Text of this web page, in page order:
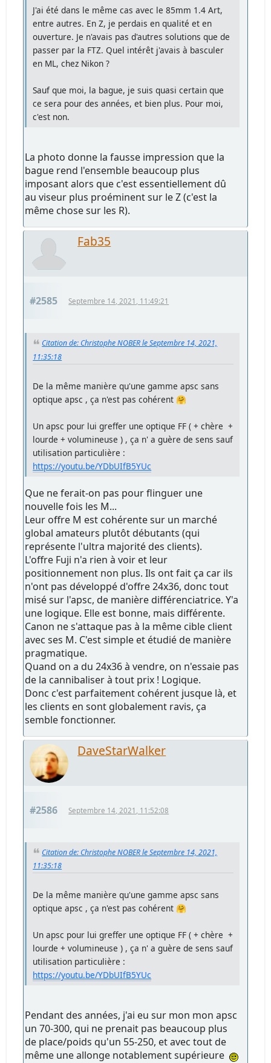
J'ai été dans le même cas avec le 85mm 1.4 Art,
entre autres. En Z, je perdais en qualité et en
ouverture. Je n'avais pas d'autres solutions que de
passer par la FTZ. Quel intérêt j'avais à basculer
en ML, chez Nikon ?
Sauf que moi, la bague, je suis quasi certain que
ce sera pour des années, et bien plus. Pour moi,
c'est non.
La photo donne la fausse impression que la
bague rend l'ensemble beaucoup plus
imposant alors que c'est essentiellement dû
au viseur plus proéminent sur le Z (c'est la
même chose sur les R).
Fab35
#2585 Septembre 14, 2021, 11:49:21
Citation de: Christophe NOBER le Septembre 14, 2021,
11:35:18
De la même manière qu'une gamme apsc sans
optique apsc , ça n'est pas cohérent 🤗
Un apsc pour lui greffer une optique FF ( + chère +
lourde + volumineuse ) , ça n' a guère de sens sauf
utilisation particulière :
https://youtu.be/YDbUIfB5YUc
Que ne ferait-on pas pour flinguer une
nouvelle fois les M...
Leur offre M est cohérente sur un marché
global amateurs plutôt débutants (qui
représente l'ultra majorité des clients).
L'offre Fuji n'a rien à voir et leur
positionnement non plus. Ils ont fait ça car ils
n'ont pas développé d'offre 24x36, donc tout
misé sur l'apsc, de manière différenciatrice. Y'a
une logique. Elle est bonne, mais différente.
Canon ne s'attaque pas à la même cible client
avec ses M. C'est simple et étudié de manière
pragmatique.
Quand on a du 24x36 à vendre, on n'essaie pas
de la cannibaliser à tout prix ! Logique.
Donc c'est parfaitement cohérent jusque là, et
les clients en sont globalement ravis, ça
semble fonctionner.
DaveStarWalker
#2586 Septembre 14, 2021, 11:52:08
Citation de: Christophe NOBER le Septembre 14, 2021,
11:35:18
De la même manière qu'une gamme apsc sans
optique apsc , ça n'est pas cohérent 🤗
Un apsc pour lui greffer une optique FF ( + chère +
lourde + volumineuse ) , ça n' a guère de sens sauf
utilisation particulière :
https://youtu.be/YDbUIfB5YUc
Pendant des années, j'ai eu sur mon mon apsc
un 70-300, qui ne prenait pas beaucoup plus
de place/poids qu'un 55-250, et avec tout de
même une allonge notablement supérieure